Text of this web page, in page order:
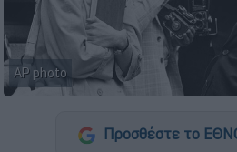
AP photo
Προσθέστε το